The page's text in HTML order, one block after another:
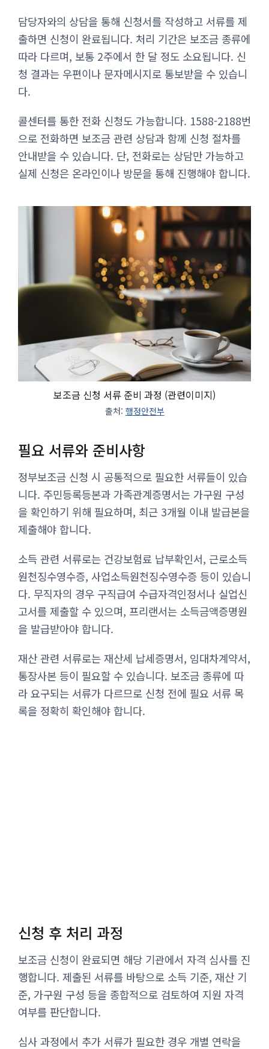
담당자와의 상담을 통해 신청서를 작성하고 서류를 제
출하면 신청이 완료됩니다. 처리 기간은 보조금 종류에
따라 다르며, 보통 2주에서 한 달 정도 소요됩니다. 신
청 결과는 우편이나 문자메시지로 통보받을 수 있습니
다.
콜센터를 통한 전화 신청도 가능합니다. 1588-2188번
으로 전화하면 보조금 관련 상담과 함께 신청 절차를
안내받을 수 있습니다. 단, 전화로는 상담만 가능하고
실제 신청은 온라인이나 방문을 통해 진행해야 합니다.
보조금 신청 서류 준비 과정 (관련이미지)
출처: 행정안전부
필요 서류와 준비사항
정부보조금 신청 시 공통적으로 필요한 서류들이 있습
니다. 주민등록등본과 가족관계증명서는 가구원 구성
을 확인하기 위해 필요하며, 최근 3개월 이내 발급본을
제출해야 합니다.
소득 관련 서류로는 건강보험료 납부확인서, 근로소득
원천징수영수증, 사업소득원천징수영수증 등이 있습니
다. 무직자의 경우 구직급여 수급자격인정서나 실업신
고서를 제출할 수 있으며, 프리랜서는 소득금액증명원
을 발급받아야 합니다.
재산 관련 서류로는 재산세 납세증명서, 임대차계약서,
통장사본 등이 필요할 수 있습니다. 보조금 종류에 따
라 요구되는 서류가 다르므로 신청 전에 필요 서류 목
록을 정확히 확인해야 합니다.
신청 후 처리 과정
보조금 신청이 완료되면 해당 기관에서 자격 심사를 진
행합니다. 제출된 서류를 바탕으로 소득 기준, 재산 기
준, 가구원 구성 등을 종합적으로 검토하여 지원 자격
여부를 판단합니다.
심사 과정에서 추가 서류가 필요한 경우 개별 연락을